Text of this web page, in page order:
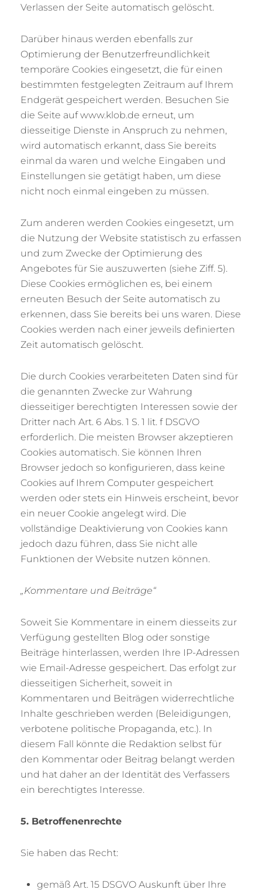
Verlassen der Seite automatisch gelöscht.
Darüber hinaus werden ebenfalls zur
Optimierung der Benutzerfreundlichkeit
temporäre Cookies eingesetzt, die für einen
bestimmten festgelegten Zeitraum auf Ihrem
Endgerät gespeichert werden. Besuchen Sie
die Seite auf www.klob.de erneut, um
diesseitige Dienste in Anspruch zu nehmen,
wird automatisch erkannt, dass Sie bereits
einmal da waren und welche Eingaben und
Einstellungen sie getätigt haben, um diese
nicht noch einmal eingeben zu müssen.
Zum anderen werden Cookies eingesetzt, um
die Nutzung der Website statistisch zu erfassen
und zum Zwecke der Optimierung des
Angebotes für Sie auszuwerten (siehe Ziff. 5).
Diese Cookies ermöglichen es, bei einem
erneuten Besuch der Seite automatisch zu
erkennen, dass Sie bereits bei uns waren. Diese
Cookies werden nach einer jeweils definierten
Zeit automatisch gelöscht.
Die durch Cookies verarbeiteten Daten sind für
die genannten Zwecke zur Wahrung
diesseitiger berechtigten Interessen sowie der
Dritter nach Art. 6 Abs. 1 S. 1 lit. f DSGVO
erforderlich. Die meisten Browser akzeptieren
Cookies automatisch. Sie können Ihren
Browser jedoch so konfigurieren, dass keine
Cookies auf Ihrem Computer gespeichert
werden oder stets ein Hinweis erscheint, bevor
ein neuer Cookie angelegt wird. Die
vollständige Deaktivierung von Cookies kann
jedoch dazu führen, dass Sie nicht alle
Funktionen der Website nutzen können.
„Kommentare und Beiträge“
Soweit Sie Kommentare in einem diesseits zur
Verfügung gestellten Blog oder sonstige
Beiträge hinterlassen, werden Ihre IP-Adressen
wie Email-Adresse gespeichert. Das erfolgt zur
diesseitigen Sicherheit, soweit in
Kommentaren und Beiträgen widerrechtliche
Inhalte geschrieben werden (Beleidigungen,
verbotene politische Propaganda, etc.). In
diesem Fall könnte die Redaktion selbst für
den Kommentar oder Beitrag belangt werden
und hat daher an der Identität des Verfassers
ein berechtigtes Interesse.
5. Betroffenenrechte
Sie haben das Recht:
gemäß Art. 15 DSGVO Auskunft über Ihre